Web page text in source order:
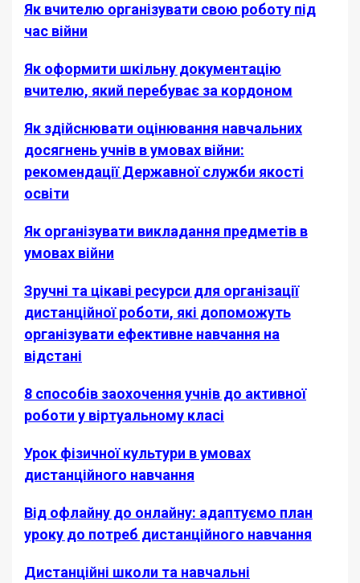
Як вчителю організувати свою роботу під
час війни
Як оформити шкільну документацію
вчителю, який перебуває за кордоном
Як здійснювати оцінювання навчальних
досягнень учнів в умовах війни:
рекомендації Державної служби якості
освіти
Як організувати викладання предметів в
умовах війни
Зручні та цікаві ресурси для організації
дистанційної роботи, які допоможуть
організувати ефективне навчання на
відстані
8 способів заохочення учнів до активної
роботи у віртуальному класі
Урок фізичної культури в умовах
дистанційного навчання
Від офлайну до онлайну: адаптуємо план
уроку до потреб дистанційного навчання
Дистанційні школи та навчальні